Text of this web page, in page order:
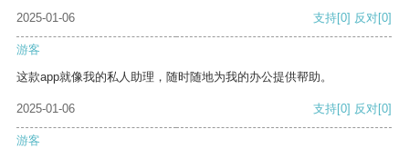
2025-01-06
支持[0] 反对[0]
游客
这款app就像我的私人助理，随时随地为我的办公提供帮助。
2025-01-06 支持[0] 反对[0]
游客